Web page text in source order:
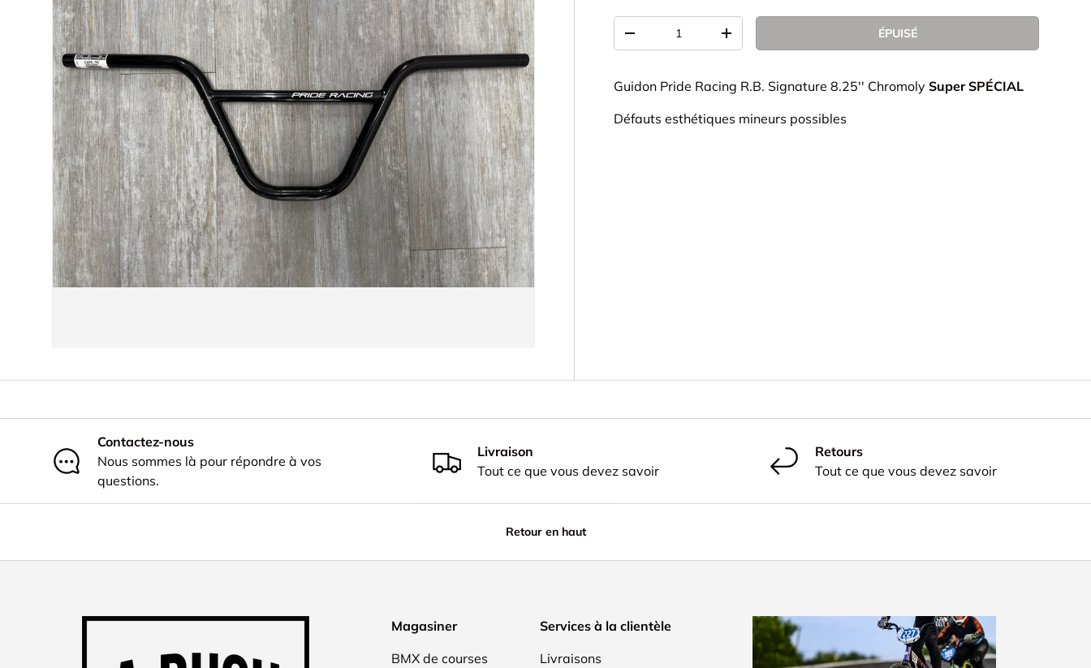
-
+ ÉPUISÉ
Guidon Pride Racing R.B. Signature 8.25'' ChromolySuper SPÉCIAL
Défauts esthétiques mineurs possibles
Contactez-nous
Nous sommes là pour répondre à vos
questions.
Livraison
Tout ce que vous devez savoir
Retours
Tout ce que vous devez savoir
Retour en haut
Magasiner
BMX de courses
Services à la clientèle
Livraisons